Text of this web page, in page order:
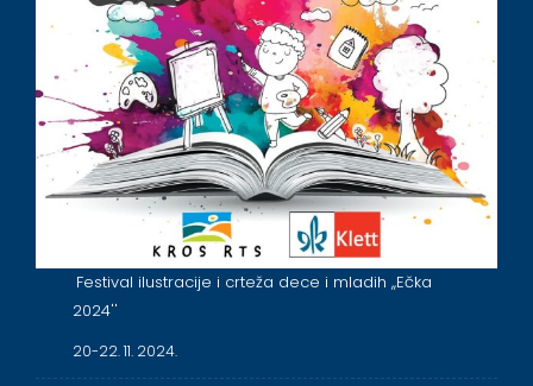
Festival ilustracije i crteža dece i mladih ,,Ečka
2024''
20-22. 11. 2024.